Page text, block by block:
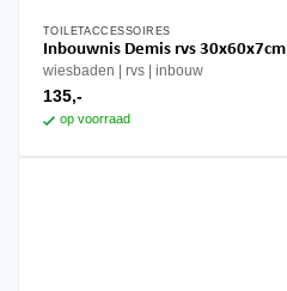
TOILETACCESSOIRES
Inbouwnis Demis rvs 30x60x7cm
wiesbaden rvs inbouw
135,-
op voorraad